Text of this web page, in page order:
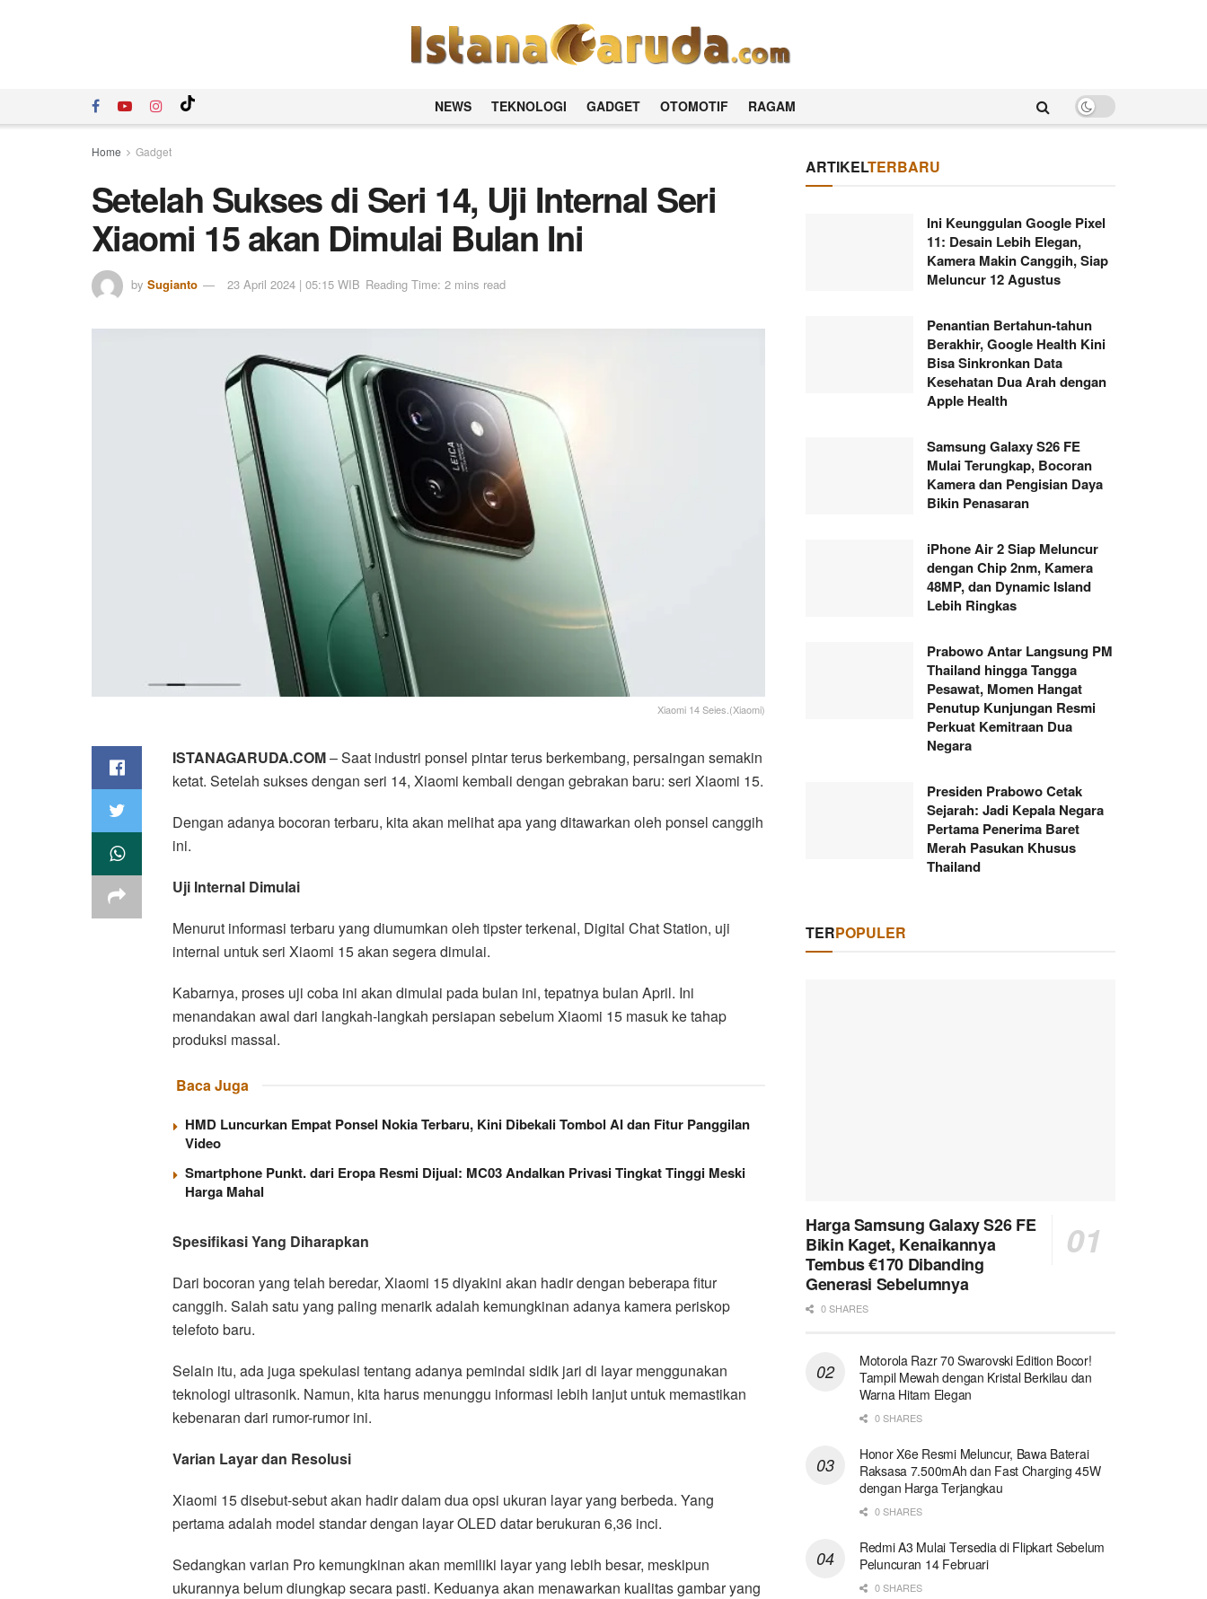
NEWS TEKNOLOGI GADGET OTOMOTIF RAGAM
Home Gadget
Setelah Sukses di Seri 14, Uji Internal Seri
Xiaomi 15 akan Dimulai Bulan Ini
by Sugianto 23 April 2024 | 05:15 WIB Reading Time: 2 mins read
Xiaomi 14 Seies.(Xiaomi)
ISTANAGARUDA.COM– Saat industri ponsel pintar terus berkembang, persaingan semakin
ketat. Setelah sukses dengan seri 14, Xiaomi kembali dengan gebrakan baru: seri Xiaomi 15.
Dengan adanya bocoran terbaru, kita akan melihat apa yang ditawarkan oleh ponsel canggih
ini.
Uji Internal Dimulai
Menurut informasi terbaru yang diumumkan oleh tipster terkenal, Digital Chat Station, uji
internal untuk seri Xiaomi 15 akan segera dimulai.
Kabarnya, proses uji coba ini akan dimulai pada bulan ini, tepatnya bulan April. Ini
menandakan awal dari langkah-langkah persiapan sebelum Xiaomi 15 masuk ke tahap
produksi massal.
Baca Juga
HMD Luncurkan Empat Ponsel Nokia Terbaru, Kini Dibekali Tombol AI dan Fitur Panggilan
Video
Smartphone Punkt. dari Eropa Resmi Dijual: MC03 Andalkan Privasi Tingkat Tinggi Meski
Harga Mahal
Spesifikasi Yang Diharapkan
Dari bocoran yang telah beredar, Xiaomi 15 diyakini akan hadir dengan beberapa fitur
canggih. Salah satu yang paling menarik adalah kemungkinan adanya kamera periskop
telefoto baru.
Selain itu, ada juga spekulasi tentang adanya pemindai sidik jari di layar menggunakan
teknologi ultrasonik. Namun, kita harus menunggu informasi lebih lanjut untuk memastikan
kebenaran dari rumor-rumor ini.
Varian Layar dan Resolusi
Xiaomi 15 disebut-sebut akan hadir dalam dua opsi ukuran layar yang berbeda. Yang
pertama adalah model standar dengan layar OLED datar berukuran 6,36 inci.
Sedangkan varian Pro kemungkinan akan memiliki layar yang lebih besar, meskipun
ukurannya belum diungkap secara pasti. Keduanya akan menawarkan kualitas gambar yang
ARTIKELTERBARU
Ini Keunggulan Google Pixel
11: Desain Lebih Elegan,
Kamera Makin Canggih, Siap
Meluncur 12 Agustus
Penantian Bertahun-tahun
Berakhir, Google Health Kini
Bisa Sinkronkan Data
Kesehatan Dua Arah dengan
Apple Health
Samsung Galaxy S26 FE
Mulai Terungkap, Bocoran
Kamera dan Pengisian Daya
Bikin Penasaran
iPhone Air 2 Siap Meluncur
dengan Chip 2nm, Kamera
48MP, dan Dynamic Island
Lebih Ringkas
Prabowo Antar Langsung PM
Thailand hingga Tangga
Pesawat, Momen Hangat
Penutup Kunjungan Resmi
Perkuat Kemitraan Dua
Negara
Presiden Prabowo Cetak
Sejarah: Jadi Kepala Negara
Pertama Penerima Baret
Merah Pasukan Khusus
Thailand
TERPOPULER
Harga Samsung Galaxy S26 FE
Bikin Kaget, Kenaikannya
Tembus €170 Dibanding
Generasi Sebelumnya
0 SHARES
Motorola Razr 70 Swarovski Edition Bocor!
Tampil Mewah dengan Kristal Berkilau dan
Warna Hitam Elegan
0 SHARES
Honor X6e Resmi Meluncur, Bawa Baterai
Raksasa 7.500mAh dan Fast Charging 45W
dengan Harga Terjangkau
0 SHARES
Redmi A3 Mulai Tersedia di Flipkart Sebelum
Peluncuran 14 Februari
0 SHARES